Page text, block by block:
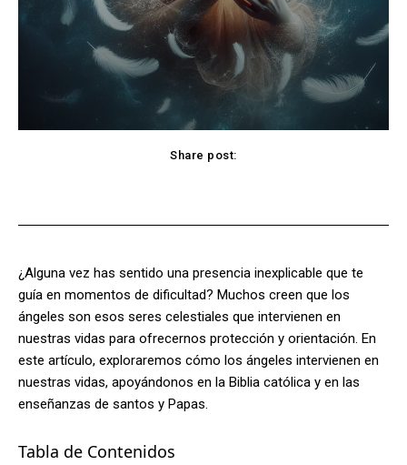
Share post:
¿Alguna vez has sentido una presencia inexplicable que te
guía en momentos de dificultad? Muchos creen que los
ángeles son esos seres celestiales que intervienen en
nuestras vidas para ofrecernos protección y orientación. En
este artículo, exploraremos cómo los ángeles intervienen en
nuestras vidas, apoyándonos en la Biblia católica y en las
enseñanzas de santos y Papas.
Tabla de Contenidos